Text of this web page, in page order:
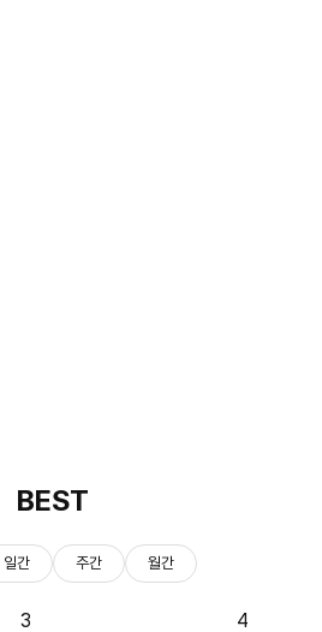
BEST
일간 주간 월간
3 4